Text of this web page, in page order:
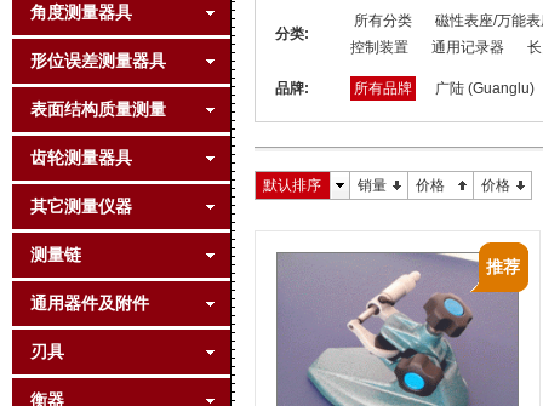
角度测量器具
形位误差测量器具
表面结构质量测量
齿轮测量器具
其它测量仪器
测量链
通用器件及附件
刃具
衡器
分类:
所有分类
磁性表座/万能
控制装置
通用记录器
品牌: 所有品牌 广陆 (Guanglu)
默认排序 销量 价格 价格
推荐